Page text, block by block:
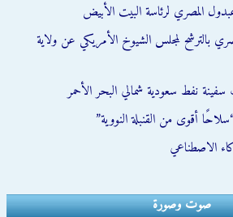
المصري لرئاسة البيت الأبيض
بالترشح لمجلس الشيوخ الأمريكي عن ولاية
نفط سعودية شمالي البحر الأحمر
أقوى من القنبلة النووية”
الاصطناعي
صوت وصورة